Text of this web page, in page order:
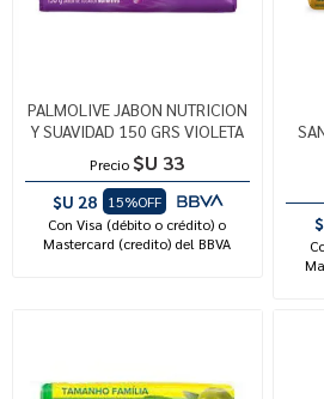
PALMOLIVE JABON NUTRICION
Y SUAVIDAD 150 GRS VIOLETA
Precio $U 33
$U 28
15%OFF
Con Visa (débito o crédito) o
Mastercard (credito) del BBVA